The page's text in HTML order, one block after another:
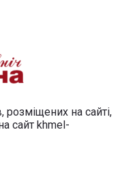
розміщених на сайті,
сайт khmel-